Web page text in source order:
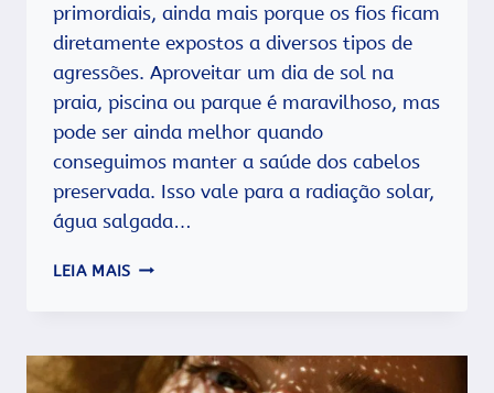
primordiais, ainda mais porque os fios ficam
diretamente expostos a diversos tipos de
agressões. Aproveitar um dia de sol na
praia, piscina ou parque é maravilhoso, mas
pode ser ainda melhor quando
conseguimos manter a saúde dos cabelos
preservada. Isso vale para a radiação solar,
água salgada…
LEIA MAIS CUIDADOS
NO
VERÃO: